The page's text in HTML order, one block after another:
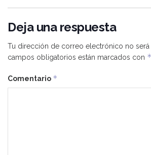
Deja una respuesta
Tu dirección de correo electrónico no será
campos obligatorios están marcados con *
Comentario *